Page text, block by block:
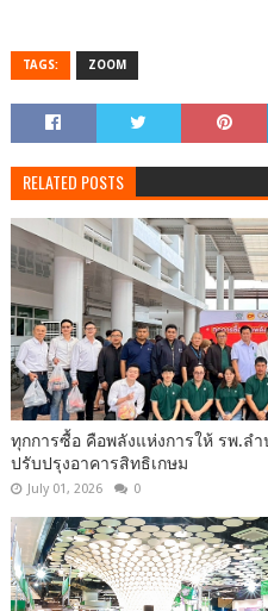
TAGS: ZOOM
RELATED POSTS
ทุกการซื้อ คือพลังแห่งการให้ รพ.ล
ปรับปรุงอาคารสิทธิเกษม
July 01, 2026 0